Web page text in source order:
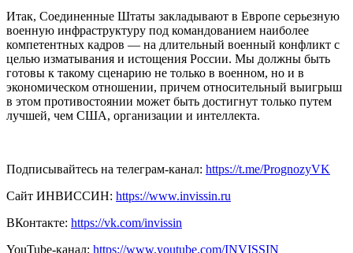
Итак, Соединенные Штаты закладывают в Европе серьезную
военную инфраструктуру под командованием наиболее
компетентных кадров — на длительный военный конфликт с
целью изматывания и истощения России. Мы должны быть
готовы к такому сценарию не только в военном, но и в
экономическом отношении, причем относительный выигрыш
в этом противостоянии может быть достигнут только путем
лучшей, чем США, организации и интеллекта.
Подписывайтесь на телеграм-канал: https://t.me/PrognozyVK
Сайт ИНВИССИН: https://www.invissin.ru
ВКонтакте: https://vk.com/invissin
YouTube-канал: https://www.youtube.com/INVISSIN